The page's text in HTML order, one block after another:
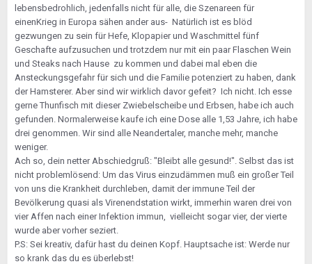
lebensbedrohlich, jedenfalls nicht für alle, die Szenareen für
einenKrieg in Europa sähen ander aus- Natürlich ist es blöd
gezwungen zu sein für Hefe, Klopapier und Waschmittel fünf
Geschafte aufzusuchen und trotzdem nur mit ein paar Flaschen Wein
und Steaks nach Hause zu kommen und dabei mal eben die
Ansteckungsgefahr für sich und die Familie potenziert zu haben, dank
der Hamsterer. Aber sind wir wirklich davor gefeit? Ich nicht. Ich esse
gerne Thunfisch mit dieser Zwiebelscheibe und Erbsen, habe ich auch
gefunden. Normalerweise kaufe ich eine Dose alle 1,53 Jahre, ich habe
drei genommen. Wir sind alle Neandertaler, manche mehr, manche
weniger.
Ach so, dein netter Abschiedgruß: "Bleibt alle gesund!". Selbst das ist
nicht problemlösend: Um das Virus einzudämmen muß ein großer Teil
von uns die Krankheit durchleben, damit der immune Teil der
Bevölkerung quasi als Virenendstation wirkt, immerhin waren drei von
vier Affen nach einer Infektion immun, vielleicht sogar vier, der vierte
wurde aber vorher seziert.
P.S: Sei kreativ, dafür hast du deinen Kopf. Hauptsache ist: Werde nur
so krank das du es überlebst!